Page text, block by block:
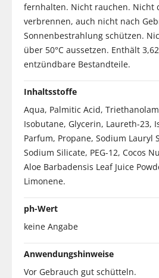
fernhalten. Nicht rauchen. Nicht
verbrennen, auch nicht nach
Sonnenbestrahlung schützen.
über 50°C aussetzen. Enthält
entzündbare Bestandteile.
Inhaltsstoffe
Aqua, Palmitic Acid,
Isobutane, Glycerin, Laureth-23,
Parfum, Propane, Sodium Lauryl
Sodium Silicate, PEG-12, Cocos
Aloe Barbadensis Leaf Juice
Limonene.
ph-Wert
keine Angabe
Anwendungshinweise
Vor Gebrauch gut schütteln.